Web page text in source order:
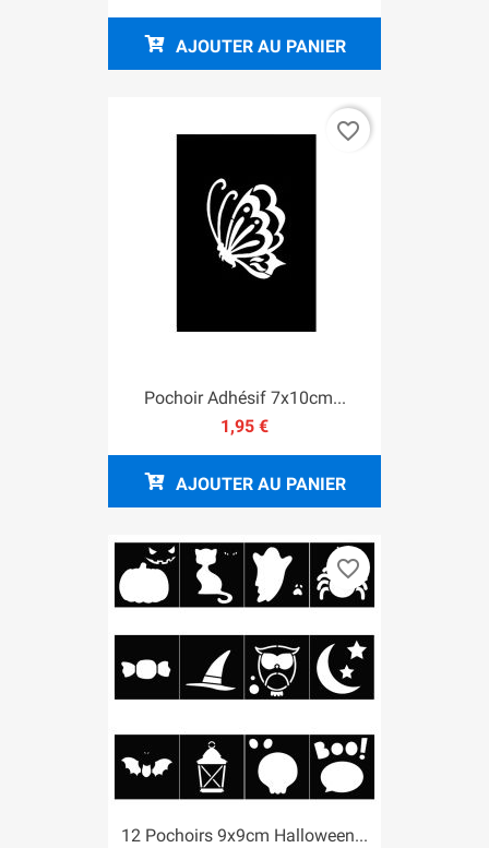
AJOUTER AU PANIER
Pochoir Adhésif 7x10cm...
1,95 €
AJOUTER AU PANIER
favorite_border
12 Pochoirs 9x9cm Halloween...
favorite_border